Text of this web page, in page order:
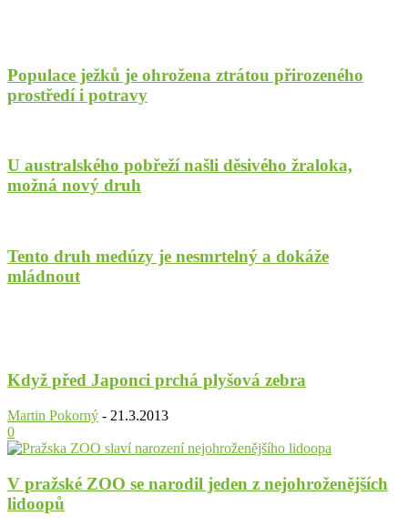
Populace ježků je ohrožena ztrátou přirozeného
prostředí i potravy
U australského pobřeží našli děsivého žraloka,
možná nový druh
Tento druh medúzy je nesmrtelný a dokáže
mládnout
Když před Japonci prchá plyšová zebra
Martin Pokorný - 21.3.2013
0
V pražské ZOO se narodil jeden z nejohroženějších
lidoopů